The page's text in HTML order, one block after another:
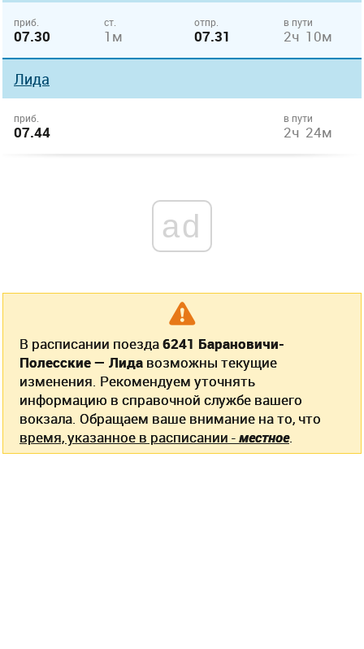
приб.
07.30
ст.
1м
отпр.
07.31
в пути
2ч 10м
Лида
приб.
07.44
в пути
2ч 24м
ad
В расписании поезда6241 Барановичи-
Полесские — Лида возможны текущие
изменения. Рекомендуем уточнять
информацию в справочной службе вашего
вокзала. Обращаем ваше внимание на то, что
время, указанное в расписании -местное.